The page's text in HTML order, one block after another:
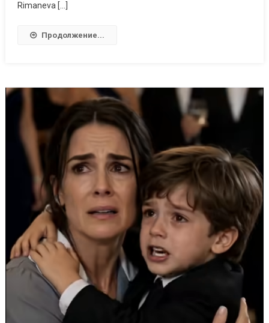
Rimaneva […]
Продолжение...